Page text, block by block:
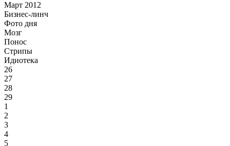
Март 2012
Бизнес-линч
Фото дня
Мозг
Понос
Стрипы
Идиотека
26
27
28
29
1
2
3
4
5